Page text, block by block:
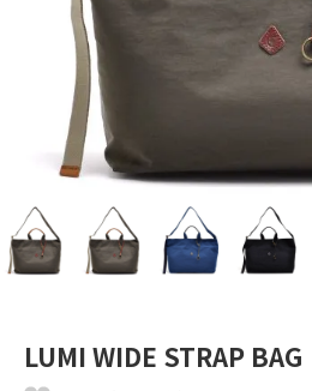
LUMI WIDE STRAP BAG